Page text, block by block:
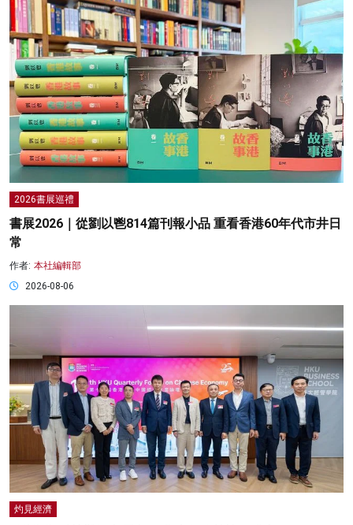
2026書展巡禮
書展2026｜從劉以鬯814篇刊報小品 重看香港60年代市井日
常
作者: 本社編輯部
2026-08-06
灼見經濟